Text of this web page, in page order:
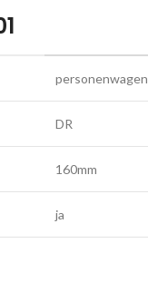
personenwagen
DR
160mm
ja